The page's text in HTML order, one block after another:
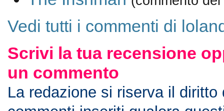
Vedi tutti i commenti di
Scrivi la tua recensione
un commento
La redazione si riserva il diritto